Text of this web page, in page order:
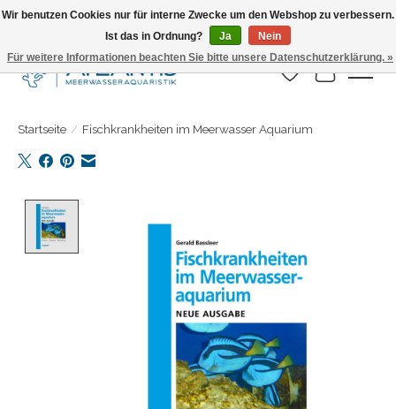
Täglicher Versand. Bestelle bis 15.00 Uhr
Wunschzettel
Ihr
Startseite / Fischkrankheiten im Meerwasser Aquarium
Wir benutzen Cookies nur für interne Zwecke um den Webshop zu verbessern.
Ist das in Ordnung?
Ja
Nein
Für weitere Informationen beachten Sie bitte unsere Datenschutzerklärung. »